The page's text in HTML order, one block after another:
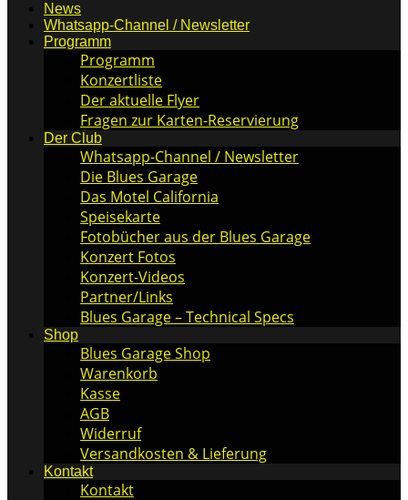
News
Whatsapp-Channel / Newsletter
Programm
Programm
Konzertliste
Der aktuelle Flyer
Fragen zur Karten-Reservierung
Der Club
Whatsapp-Channel / Newsletter
Die Blues Garage
Das Motel California
Speisekarte
Fotobücher aus der Blues Garage
Konzert Fotos
Konzert-Videos
Partner/Links
Blues Garage – Technical Specs
Shop
Blues Garage Shop
Warenkorb
Kasse
AGB
Widerruf
Versandkosten & Lieferung
Kontakt
Kontakt